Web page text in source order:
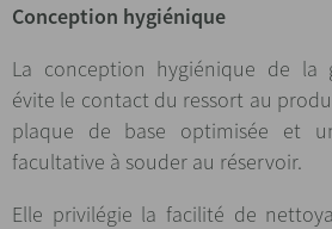
Conception hygiénique
La conception hygiénique de la
évite le contact du ressort au
plaque de base optimisée et
facultative à souder au réservoir.
Elle privilégie la facilité de